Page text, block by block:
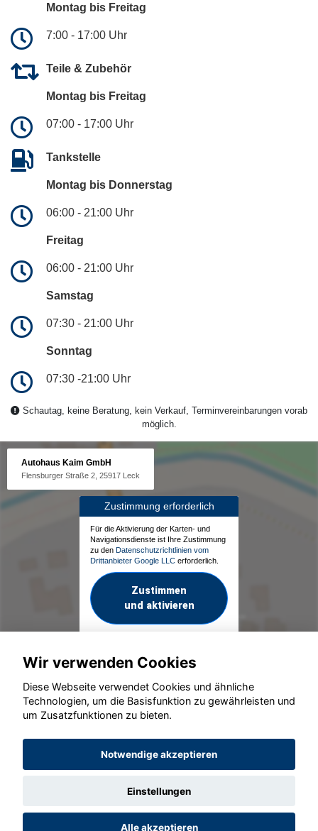
Montag bis Freitag
7:00 - 17:00 Uhr
Teile & Zubehör
Montag bis Freitag
07:00 - 17:00 Uhr
Tankstelle
Montag bis Donnerstag
06:00 - 21:00 Uhr
Freitag
06:00 - 21:00 Uhr
Samstag
07:30 - 21:00 Uhr
Sonntag
07:30 -21:00 Uhr
Schautag, keine Beratung, kein Verkauf, Terminvereinbarungen vorab
möglich.
Autohaus Kaim GmbH
Flensburger Straße 2, 25917 Leck
Zustimmung erforderlich
Für die Aktivierung der Karten- und
Navigationsdienste ist Ihre Zustimmung
zu den Datenschutzrichtlinien vom
Drittanbieter Google LLC erforderlich.
Zustimmen
und aktivieren
© konjunkturmotor.de GmbH 2020 - 2026
Wir verwenden Cookies
Diese Webseite verwendet Cookies und ähnliche
Technologien, um die Basisfunktion zu gewährleisten und
um Zusatzfunktionen zu bieten.
Notwendige akzeptieren
Einstellungen
Alle akzeptieren